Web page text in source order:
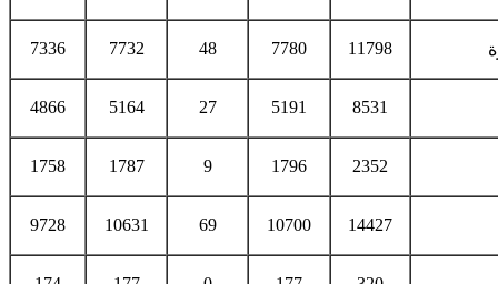
11798
7780
48
7732
7336
8531
5191
27
5164
4866
2352
1796
9
1787
1758
14427
10700
69
10631
9728